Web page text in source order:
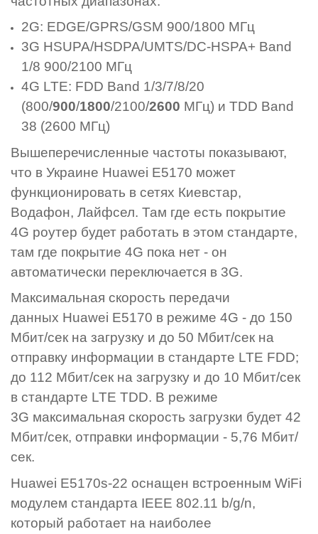
2G: EDGE/GPRS/GSM 900/1800 МГц
3G HSUPA/HSDPA/UMTS/DC-HSPA+ Band
1/8 900/2100 МГц
4G LTE: FDD Band 1/3/7/8/20
(800/900/1800/2100/2600 МГц) и TDD Band
38 (2600 МГц)
Вышеперечисленные частоты показывают,
что в Украине Huawei E5170 может
функционировать в сетях Киевстар,
Водафон, Лайфсел. Там где есть покрытие
4G роутер будет работать в этом стандарте,
там где покрытие 4G пока нет - он
автоматически переключается в 3G.
Максимальная скорость передачи
данных Huawei E5170 в режиме 4G - до 150
Мбит/сек на загрузку и до 50 Мбит/сек на
отправку информации в стандарте LTE FDD;
до 112 Мбит/сек на загрузку и до 10 Мбит/сек
в стандарте LTE TDD. В режиме
3G максимальная скорость загрузки будет 42
Мбит/сек, отправки информации - 5,76 Мбит/
сек.
Huawei E5170s-22 оснащен встроенным WiFi
модулем стандарта IEEE 802.11 b/g/n,
который работает на наиболее